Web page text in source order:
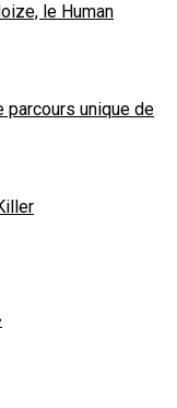
le Human
parcours unique de